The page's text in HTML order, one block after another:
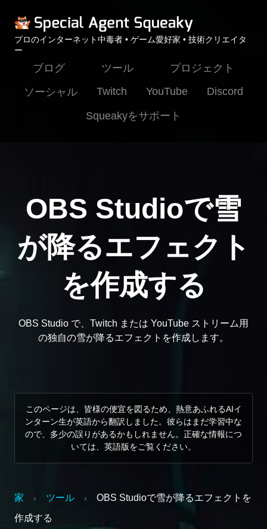
プロのインターネット中毒者 • ゲーム愛好家 • 技術クリエイタ
ー
ブログ ツール
プロジェクト
ソーシャル
Twitch YouTube Discord
Squeakyをサポート
OBS Studioで雪
が降るエフェクト
を作成する
OBS Studio で、Twitch または YouTube ストリーム用
の独自の雪が降るエフェクトを作成します。
このページは、皆様の便宜を図るため、熱意あふれるAIイ
ンターン生が英語から翻訳しました。彼らはまだ学習中な
ので、多少の誤りがあるかもしれません。正確な情報につ
いては、英語版をご覧ください。
家 › ツール ›
OBS Studioで雪が降るエフェクトを
作成する